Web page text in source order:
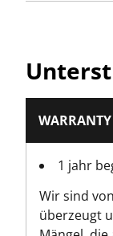
WARRANTY
1 jahr
Wir sind
überzeugt